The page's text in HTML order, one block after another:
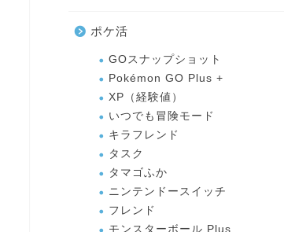
ポケ活
GOスナップショット
Pokémon GO Plus +
XP（経験値）
いつでも冒険モード
キラフレンド
タスク
タマゴふか
ニンテンドースイッチ
フレンド
モンスターボール Plus